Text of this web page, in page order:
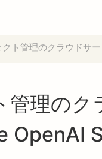
クト管理のクラウドサ
管理の
OpenAI